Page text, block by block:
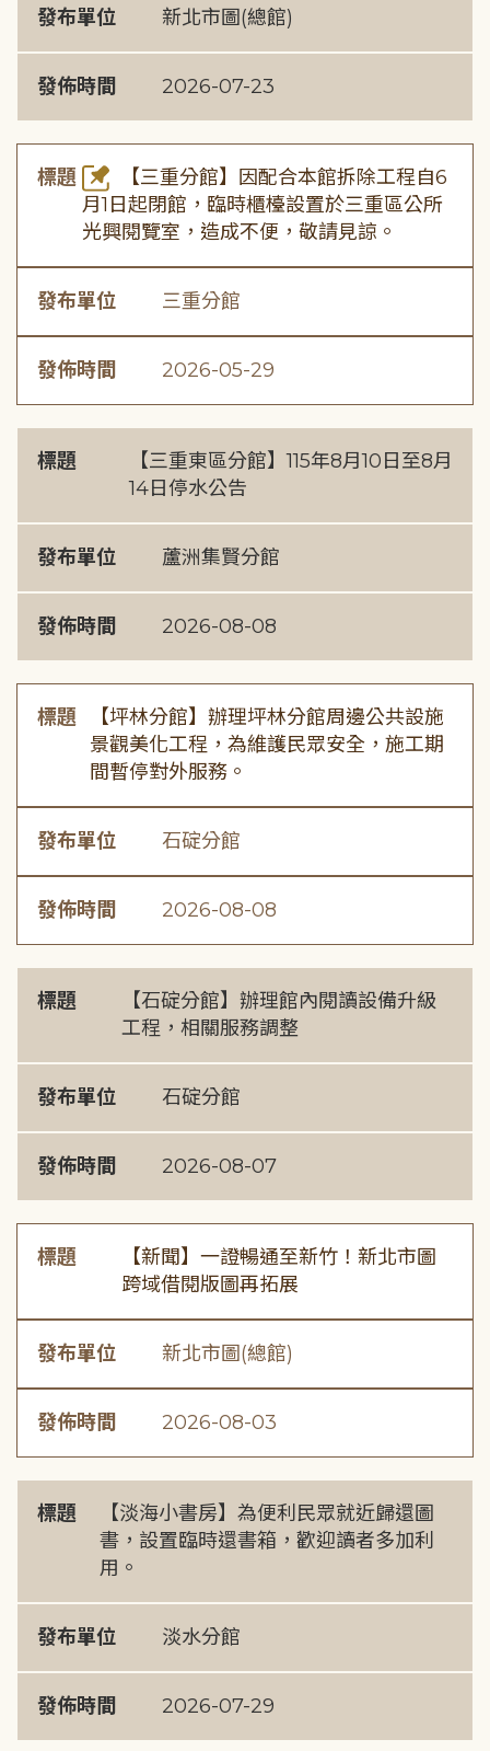
發布單位 新北市圖(總館)
發佈時間 2026-07-23
標題
【三重分館】因配合本館拆除工程自6
月1日起閉館，臨時櫃檯設置於三重區公所
光興閱覽室，造成不便，敬請見諒。
發布單位 三重分館
發佈時間 2026-05-29
標題
【三重東區分館】115年8月10日至8月
14日停水公告
發布單位 蘆洲集賢分館
發佈時間 2026-08-08
標題
【坪林分館】辦理坪林分館周邊公共設施
景觀美化工程，為維護民眾安全，施工期
間暫停對外服務。
發布單位 石碇分館
發佈時間 2026-08-08
標題
【石碇分館】辦理館內閱讀設備升級
工程，相關服務調整
發布單位 石碇分館
發佈時間 2026-08-07
標題
【新聞】一證暢通至新竹！新北市圖
跨域借閱版圖再拓展
發布單位 新北市圖(總館)
發佈時間 2026-08-03
標題
【淡海小書房】為便利民眾就近歸還圖
書，設置臨時還書箱，歡迎讀者多加利
用。
發布單位 淡水分館
發佈時間 2026-07-29